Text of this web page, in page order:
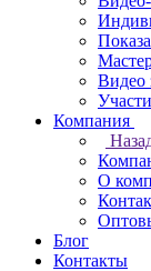
Видео
Компания
О
Блог
Контакты